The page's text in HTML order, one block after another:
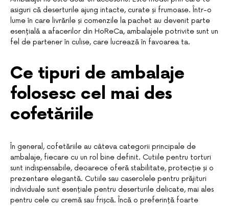
asiguri că deserturile ajung intacte, curate și frumoase. Într-o
lume în care livrările și comenzile la pachet au devenit parte
esențială a afacerilor din HoReCa, ambalajele potrivite sunt un
fel de partener în culise, care lucrează în favoarea ta.
Ce tipuri de ambalaje
folosesc cel mai des
cofetăriile
În general, cofetăriile au câteva categorii principale de
ambalaje, fiecare cu un rol bine definit. Cutiile pentru torturi
sunt indispensabile, deoarece oferă stabilitate, protecție și o
prezentare elegantă. Cutiile sau caserolele pentru prăjituri
individuale sunt esențiale pentru deserturile delicate, mai ales
pentru cele cu cremă sau frișcă. Încă o preferință foarte